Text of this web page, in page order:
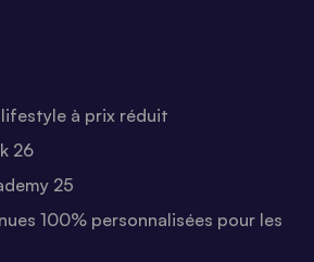
à prix réduit
26
25
100% personnalisées pour les